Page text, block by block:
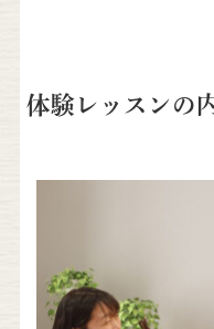
体験レッスンの